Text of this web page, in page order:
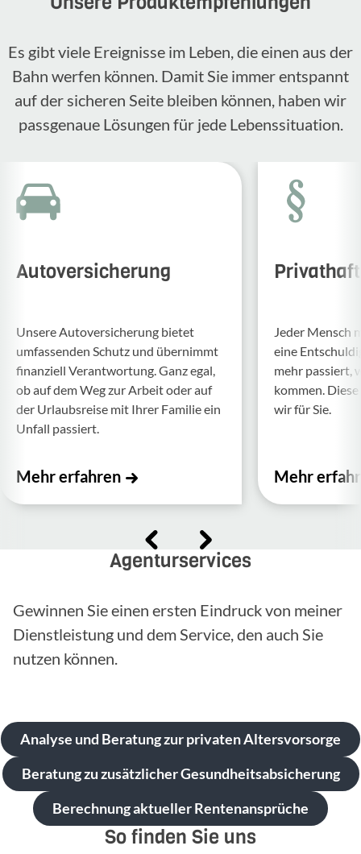
Es gibt viele Ereignisse im Leben, die einen aus der
Bahn werfen können. Damit Sie immer entspannt
auf der sicheren Seite bleiben können, haben wir
passgenaue Lösungen für jede Lebenssituation.
Autoversicherung
Unsere Auto­ver­si­che­rung bietet
umfas­senden Schutz und über­nimmt
finan­ziell Verant­wor­tung. Ganz egal,
ob auf dem Weg zur Arbeit oder auf
der Urlaubs­reise mit Ihrer Familie ein
Unfall passiert.
Mehr erfahren
Jeder Mensch
eine
mehr passiert,
kommen.
wir für Sie.
Mehr
Agenturservices
Gewinnen Sie einen ersten Eindruck von meiner
Dienstleistung und dem Service, den auch Sie
nutzen können.
Analyse und Beratung zur privaten Altersvorsorge
Beratung zu zusätzlicher Gesundheitsabsicherung
Berechnung aktueller Rentenansprüche
So finden Sie uns